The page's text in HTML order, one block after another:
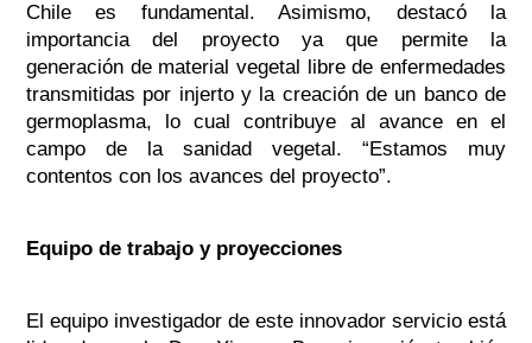
Chile es fundamental. Asimismo, destacó la
importancia del proyecto ya que permite la
generación de material vegetal libre de enfermedades
transmitidas por injerto y la creación de un banco de
germoplasma, lo cual contribuye al avance en el
campo de la sanidad vegetal. “Estamos muy
contentos con los avances del proyecto”.
Equipo de trabajo y proyecciones
El equipo investigador de este innovador servicio está